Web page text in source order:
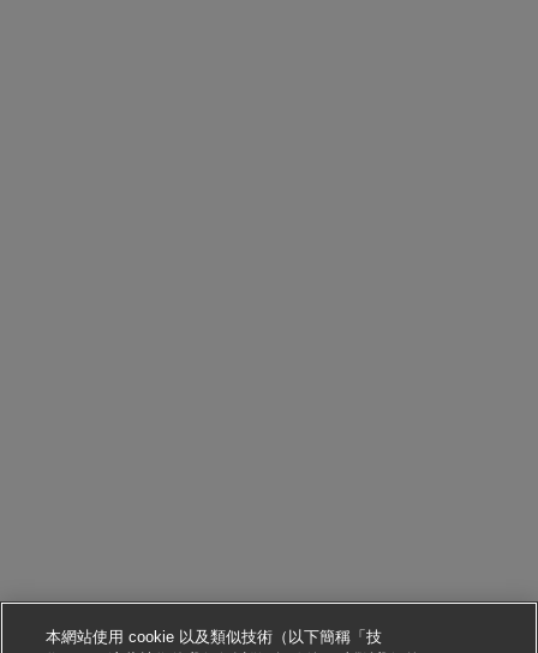
本網站使用 cookie 以及類似技術（以下簡稱「技